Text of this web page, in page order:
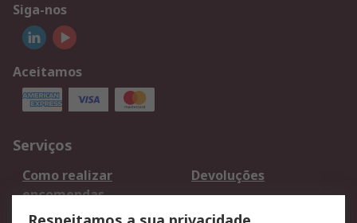
Siga-nos
Aceitamos
Serviços
Como realizar
encomendas
Devoluções
Formas de entrega
Qualidade e ambiente